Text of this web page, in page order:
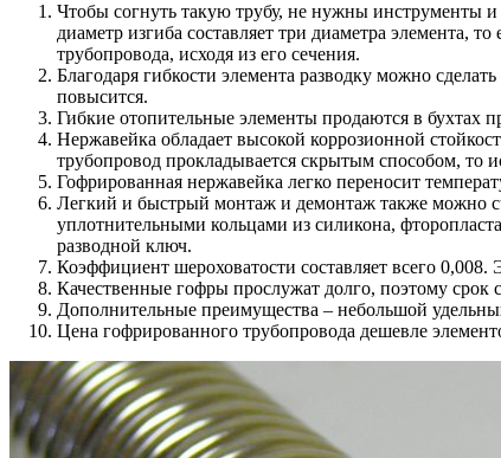
Чтобы согнуть такую трубу, не нужны инструменты
диаметр изгиба составляет три диаметра элемента,
трубопровода, исходя из его сечения.
Благодаря гибкости элемента разводку можно
повысится.
Гибкие отопительные элементы продаются в бухтах
Нержавейка обладает высокой коррозионной
трубопровод прокладывается скрытым способом, то
Гофрированная нержавейка легко переносит
Легкий и быстрый монтаж и демонтаж также можно
уплотнительными кольцами из силикона,
разводной ключ.
Коэффициент шероховатости составляет всего
Качественные гофры прослужат долго, поэтому срок
Дополнительные преимущества – небольшой
Цена гофрированного трубопровода дешевле